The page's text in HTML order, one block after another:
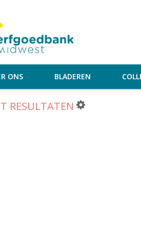
ONS BLADEREN
RESULTATEN